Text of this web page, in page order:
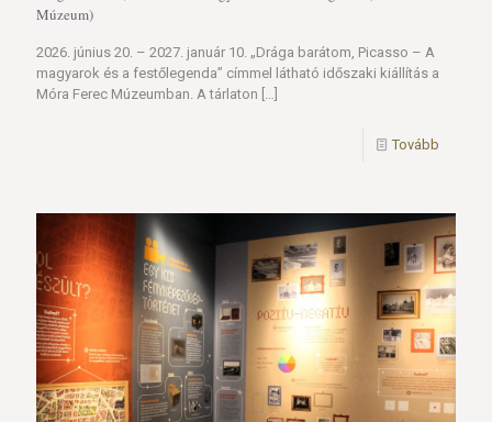
Múzeum)
2026. június 20. – 2027. január 10. „Drága barátom, Picasso – A
magyarok és a festőlegenda” címmel látható időszaki kiállítás a
Móra Ferec Múzeumban. A tárlaton […]
Tovább